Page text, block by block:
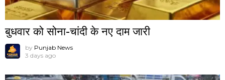
बुधवार को सोना-चांदी के नए दाम जारी
by Punjab News
3 days ago